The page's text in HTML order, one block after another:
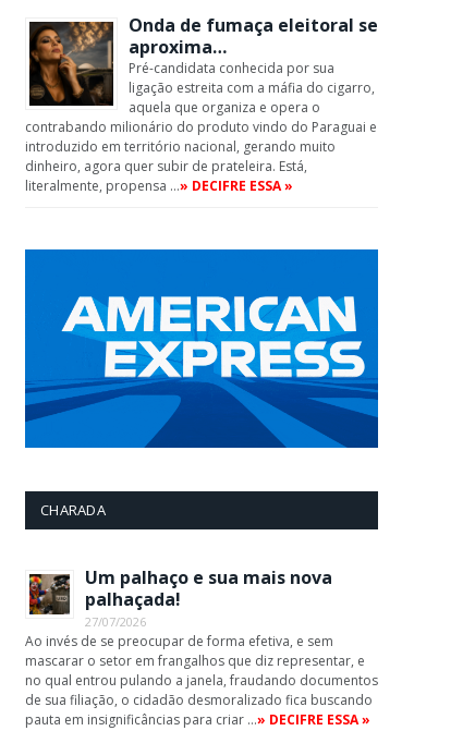
Onda de fumaça eleitoral se
aproxima…
Pré-candidata conhecida por sua
ligação estreita com a máfia do cigarro,
aquela que organiza e opera o
contrabando milionário do produto vindo do Paraguai e
introduzido em território nacional, gerando muito
dinheiro, agora quer subir de prateleira. Está,
literalmente, propensa …» DECIFRE ESSA »
CHARADA
Um palhaço e sua mais nova
palhaçada!
27/07/2026
Ao invés de se preocupar de forma efetiva, e sem
mascarar o setor em frangalhos que diz representar, e
no qual entrou pulando a janela, fraudando documentos
de sua filiação, o cidadão desmoralizado fica buscando
pauta em insignificâncias para criar …» DECIFRE ESSA »